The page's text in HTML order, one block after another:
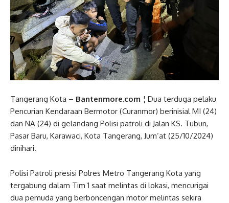
Tangerang Kota – Bantenmore.com ¦ Dua terduga pelaku
Pencurian Kendaraan Bermotor (Curanmor) berinisial MI (24)
dan NA (24) di gelandang Polisi patroli di Jalan KS. Tubun,
Pasar Baru, Karawaci, Kota Tangerang, Jum’at (25/10/2024)
dinihari.
Polisi Patroli presisi Polres Metro Tangerang Kota yang
tergabung dalam Tim 1 saat melintas di lokasi, mencurigai
dua pemuda yang berboncengan motor melintas sekira